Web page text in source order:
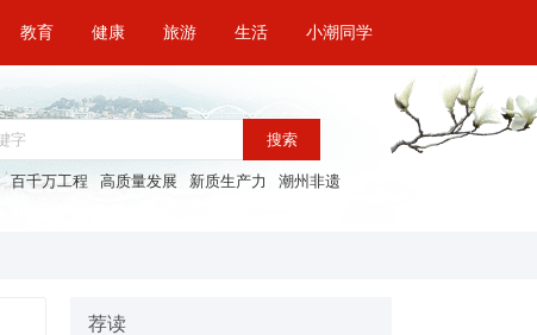
教育 健康 旅游 生活 小潮同学
搜索
百千万工程 高质量发展 新质生产力 潮州非遗
荐读